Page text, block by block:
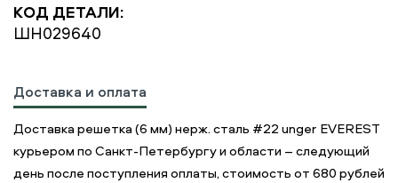
КОД ДЕТАЛИ:
ШН029640
Доставка и оплата
Доставка решетка (6 мм) нерж. сталь #22 unger EVEREST
курьером по Санкт-Петербургу и области – следующий
день после поступления оплаты, стоимость от 680 рублей